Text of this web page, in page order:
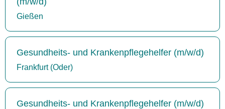
Gießen
Gesundheits- und Krankenpflegehelfer (m/w/d)
Frankfurt (Oder)
Gesundheits- und Krankenpflegehelfer (m/w/d)